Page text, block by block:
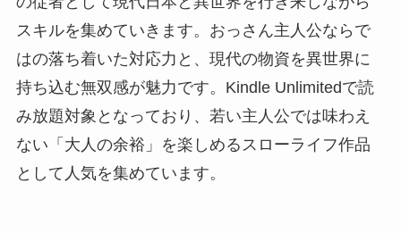
スキルを集めていきます。おっさん主人公ならで
はの落ち着いた対応力と、現代の物資を異世界に
持ち込む無双感が魅力です。Kindle Unlimitedで読
み放題対象となっており、若い主人公では味わえ
ない「大人の余裕」を楽しめるスローライフ作品
として人気を集めています。